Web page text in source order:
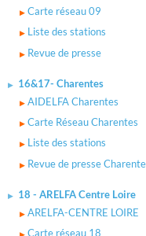
Carte réseau 09
Liste des stations
Revue de presse
16&17- Charentes
AIDELFA Charentes
Carte Réseau Charentes
Liste des stations
Revue de presse
18 - ARELFA Centre Loire
ARELFA-CENTRE LOIRE
Carte réseau 18